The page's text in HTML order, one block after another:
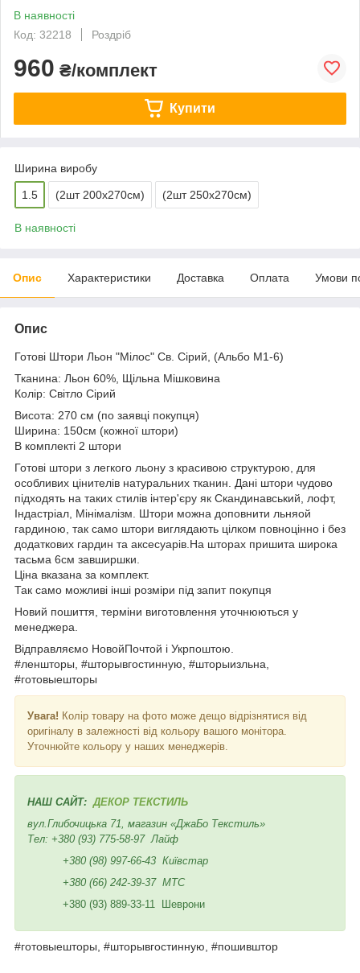
В наявності
Код: 32218
Роздріб
960 ₴/комплект
Купити
Ширина виробу
1.5 (2шт 200х270см) (2шт 250х270см)
В наявності
Опис Характеристики Доставка Оплата Умови
Опис
Готові Штори Льон "Мілос" Св. Сірий, (Альбо М1-6)
Тканина: Льон 60%, Щільна Мішковина
Колір: Світло Сірий
Висота: 270 см (по заявці покупця)
Ширина: 150см (кожної штори)
В комплекті 2 штори
Готові штори з легкого льону з красивою структурою, для
особливих цінителів натуральних тканин. Дані штори чудово
підходять на таких стилів інтер'єру як Скандинавський, лофт,
Індастріал, Мінімалізм. Штори можна доповнити льняой
гардиною, так само штори виглядають цілком повноцінно і без
додаткових гардин та аксесуарів.На шторах пришита широка
тасьма 6см завширшки.
Ціна вказана за комплект.
Так само можливі інші розміри під запит покупця
Новий пошиття, терміни виготовлення уточнюються у
менеджера.
Відправляємо НовойПочтой і Укрпоштою.
#леншторы, #шторывгостинную, #шторыизльна,
#готовыешторы
Увага! Колір товару на фото може дещо відрізнятися від
оригіналу в залежності від кольору вашого монітора.
Уточнюйте кольору у наших менеджерів.
НАШ САЙТ: ДЕКОР ТЕКСТИЛЬ
вул.Глибочицька 71, магазин «ДжаБо Текстиль»
Тел: +380 (93) 775-58-97 Лайф
+380 (98) 997-66-43 Київстар
+380 (66) 242-39-37 МТС
+380 (93) 889-33-11 Шеврони
#готовыешторы, #шторывгостинную, #пошивштор